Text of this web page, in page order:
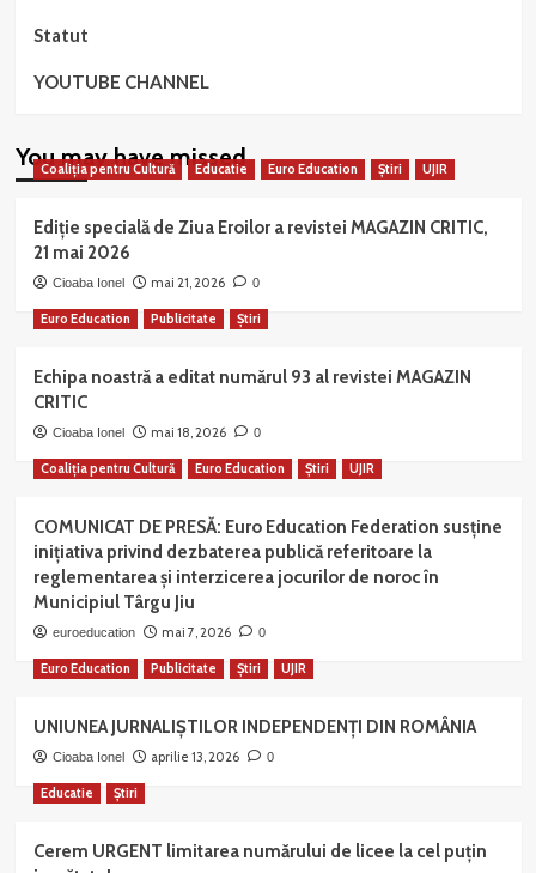
Statut
YOUTUBE CHANNEL
You may have missed
Coaliția pentru Cultură Educatie Euro Education Știri UJIR
Ediție specială de Ziua Eroilor a revistei MAGAZIN CRITIC,
21 mai 2026
Cioaba Ionel mai 21, 2026 0
Euro Education Publicitate Știri
Echipa noastră a editat numărul 93 al revistei MAGAZIN
CRITIC
Cioaba Ionel mai 18, 2026 0
Coaliția pentru Cultură Euro Education Știri UJIR
COMUNICAT DE PRESĂ: Euro Education Federation susține
inițiativa privind dezbaterea publică referitoare la
reglementarea și interzicerea jocurilor de noroc în
Municipiul Târgu Jiu
euroeducation mai 7, 2026 0
Euro Education Publicitate Știri UJIR
UNIUNEA JURNALIȘTILOR INDEPENDENȚI DIN ROMÂNIA
Cioaba Ionel aprilie 13, 2026 0
Educatie Știri
Cerem URGENT limitarea numărului de licee la cel puțin